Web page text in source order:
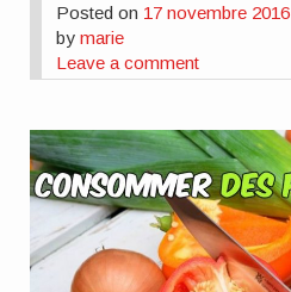
Posted on 17 novembre 2016
bymarie
Leave a comment